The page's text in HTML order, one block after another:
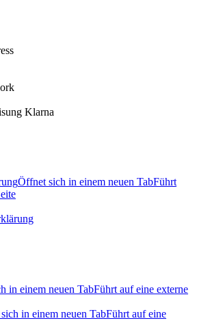
Öffnet sich in einem neuen TabFührt
in einem neuen TabFührt auf eine externe
in einem neuen TabFührt auf eine